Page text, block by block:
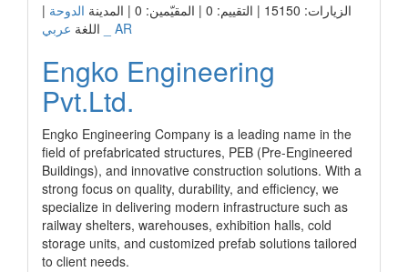
الزيارات: 15150 | التقييم: 0 | المقيّمين: 0 | المدينة
الدوحة |
اللغة عربي _ AR
Engko Engineering
Pvt.Ltd.
Engko Engineering Company is a leading name in the
field of prefabricated structures, PEB (Pre-Engineered
Buildings), and innovative construction solutions. With a
strong focus on quality, durability, and efficiency, we
specialize in delivering modern infrastructure such as
railway shelters, warehouses, exhibition halls, cold
storage units, and customized prefab solutions tailored
to client needs.